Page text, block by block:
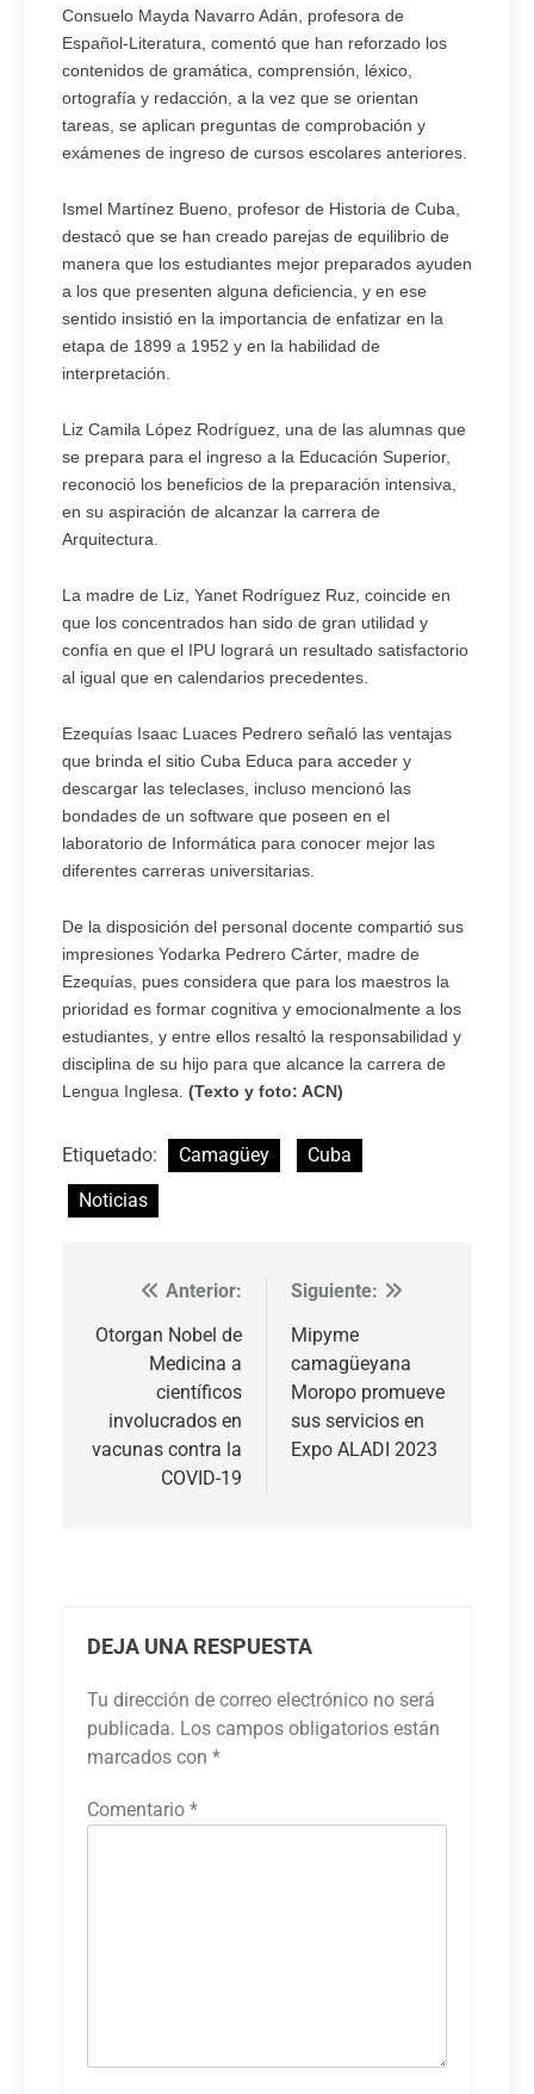
Consuelo Mayda Navarro Adán, profesora de
Español-Literatura, comentó que han reforzado los
contenidos de gramática, comprensión, léxico,
ortografía y redacción, a la vez que se orientan
tareas, se aplican preguntas de comprobación y
exámenes de ingreso de cursos escolares anteriores.
Ismel Martínez Bueno, profesor de Historia de Cuba,
destacó que se han creado parejas de equilibrio de
manera que los estudiantes mejor preparados ayuden
a los que presenten alguna deficiencia, y en ese
sentido insistió en la importancia de enfatizar en la
etapa de 1899 a 1952 y en la habilidad de
interpretación.
Liz Camila López Rodríguez, una de las alumnas que
se prepara para el ingreso a la Educación Superior,
reconoció los beneficios de la preparación intensiva,
en su aspiración de alcanzar la carrera de
Arquitectura.
La madre de Liz, Yanet Rodríguez Ruz, coincide en
que los concentrados han sido de gran utilidad y
confía en que el IPU logrará un resultado satisfactorio
al igual que en calendarios precedentes.
Ezequías Isaac Luaces Pedrero señaló las ventajas
que brinda el sitio Cuba Educa para acceder y
descargar las teleclases, incluso mencionó las
bondades de un software que poseen en el
laboratorio de Informática para conocer mejor las
diferentes carreras universitarias.
De la disposición del personal docente compartió sus
impresiones Yodarka Pedrero Cárter, madre de
Ezequías, pues considera que para los maestros la
prioridad es formar cognitiva y emocionalmente a los
estudiantes, y entre ellos resaltó la responsabilidad y
disciplina de su hijo para que alcance la carrera de
Lengua Inglesa. (Texto y foto: ACN)
Etiquetado: Camagüey
Cuba
Noticias
Navegación
de
entradas
Anterior:
Otorgan Nobel de
Medicina a
científicos
involucrados en
vacunas contra la
COVID-19
Siguiente:
Mipyme
camagüeyana
Moropo promueve
sus servicios en
Expo ALADI 2023
DEJA UNA RESPUESTA
Tu dirección de correo electrónico no será
publicada. Los campos obligatorios están
marcados con *
Comentario *